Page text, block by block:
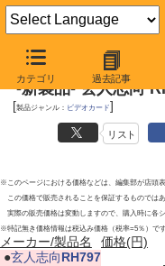
カテゴリ 過去記事
2012年3月24日
-新製品- 玄人志向
[製品ジャンル： ビデオカード]
リスト
※このページにおける価格などは、編集部が店頭
この価格で販売されることを保証するものではあ
実際の販売価格は変動しますので、購入時に各
※特記無き価格情報は税込み価格（税率=5％）です
メーカー/製品名 価格(円)
●玄人志向RH797